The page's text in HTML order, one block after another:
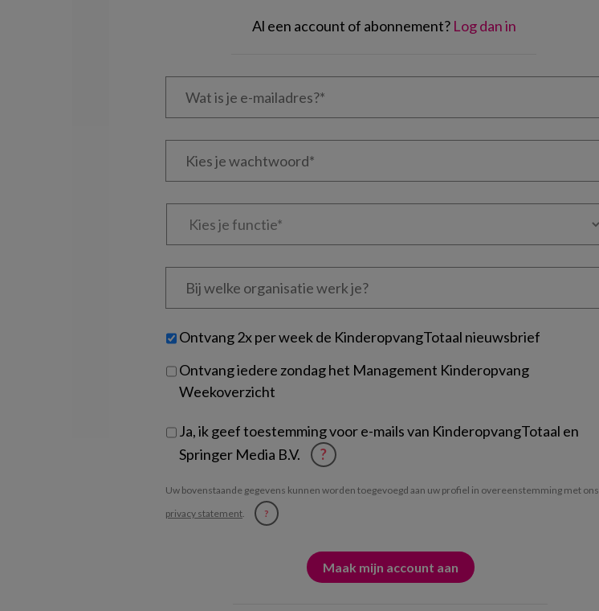
Al een account of abonnement? Log dan in
Wat
Kies
Kies
Bij
welke
je?
Untitled
Ontvang 2x per week de KinderopvangTotaal nieuwsbrief
Ontvang iedere zondag het Management Kinderopvang
Weekoverzicht
Ja, ik geef toestemming voor e-mails van KinderopvangTotaal en
Springer Media B.V.
?
Uw bovenstaande gegevens kunnen worden toegevoegd aan uw profiel in overeenstemming met ons
privacy statement. ?